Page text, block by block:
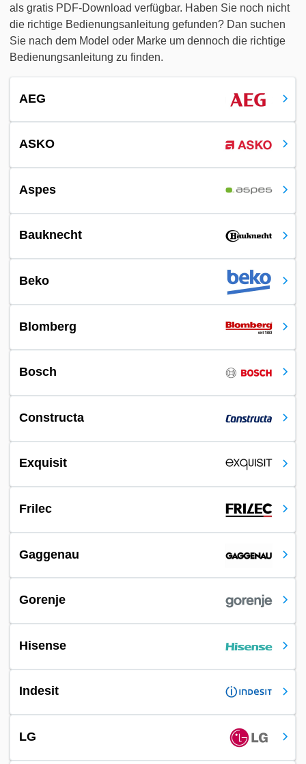
als gratis PDF-Download verfügbar. Haben Sie noch nicht
die richtige Bedienungsanleitung gefunden? Dan suchen
Sie nach dem Model oder Marke um dennoch die richtige
Bedienungsanleitung zu finden.
AEG
ASKO
Aspes
Bauknecht
Beko
Blomberg
Bosch
Constructa
Exquisit
Frilec
Gaggenau
Gorenje
Hisense
Indesit
LG